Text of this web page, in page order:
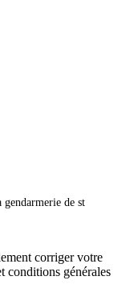
de st
corriger votre
conditions générales